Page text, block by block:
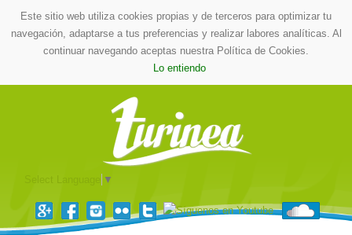
Este sitio web utiliza cookies propias y de terceros para optimizar tu
navegación, adaptarse a tus preferencias y realizar labores analíticas. Al
continuar navegando aceptas nuestra Política de Cookies.
Lo entiendo
▼